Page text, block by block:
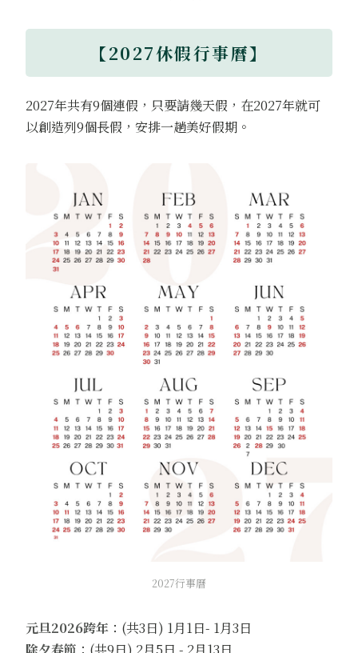
【2027休假行事曆】
2027年共有9個連假，只要請幾天假，在2027年就可
以創造列9個長假，安排一趟美好假期。
2027行事曆
元旦2026跨年 ：(共3日) 1月1日- 1月3日
除夕春節 ：(共9日) 2月5日 - 2月13日